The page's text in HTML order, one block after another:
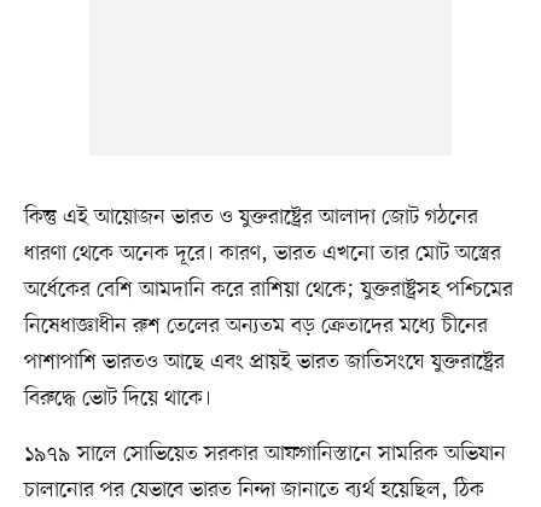
কিন্তু এই আয়োজন ভারত ও যুক্তরাষ্ট্রের আলাদা জোট গঠনের
ধারণা থেকে অনেক দূরে। কারণ, ভারত এখনো তার মোট অস্ত্রের
অর্ধেকের বেশি আমদানি করে রাশিয়া থেকে; যুক্তরাষ্ট্রসহ পশ্চিমের
নিষেধাজ্ঞাধীন রুশ তেলের অন্যতম বড় ক্রেতাদের মধ্যে চীনের
পাশাপাশি ভারতও আছে এবং প্রায়ই ভারত জাতিসংঘে যুক্তরাষ্ট্রের
বিরুদ্ধে ভোট দিয়ে থাকে।
১৯৭৯ সালে সোভিয়েত সরকার আফগানিস্তানে সামরিক অভিযান
চালানোর পর যেভাবে ভারত নিন্দা জানাতে ব্যর্থ হয়েছিল, ঠিক